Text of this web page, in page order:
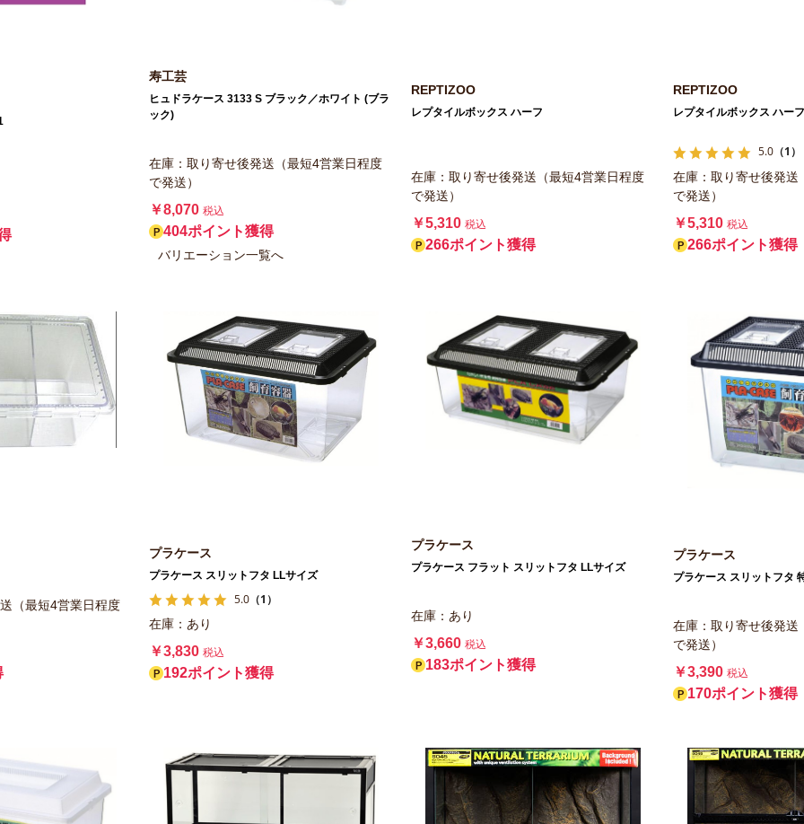
寿工芸
ヒュドラケース 3133 S ブラック／ホワイト (ブラ
ック)
在庫：取り寄せ後発送（最短4営業日程度
で発送）
￥8,070 税込
404ポイント獲得
バリエーション一覧へ
REPTIZOO
レプタイルボックス ハーフ
在庫：取り寄せ後発送（最短4営業日程度
で発送）
￥5,310 税込
266ポイント獲得
REPTIZOO
レプタイルボックス ハー
5.0 （1）
在庫：取り寄せ後発送
で発送）
￥5,310 税込
266ポイント獲得
（最短4営業日程度
プラケース
プラケース スリットフタ LLサイズ
5.0 （1）
在庫：あり
￥3,830 税込
192ポイント獲得
プラケース
プラケース フラット スリットフタ LLサイズ
在庫：あり
￥3,660 税込
183ポイント獲得
プラケース
プラケース スリットフタ
在庫：取り寄せ後発送
で発送）
￥3,390 税込
170ポイント獲得